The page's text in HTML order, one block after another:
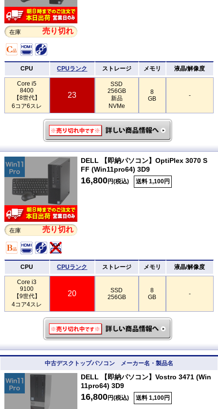
在庫 売り切れ
CPU CPUランク ストレージ メモリ 液晶/解像度
Core i5
8400
【8世代】
6コア6スレ
23
SSD
256GB
新品
NVMe
8
GB
-
在庫 売り切れ
DELL 【即納パソコン】OptiPlex 3070 S
FF (Win11pro64) 3D9
16,800円(税込) 送料 1,100円
CPU CPUランク ストレージ メモリ 液晶/解像度
Core i3
9100
【9世代】
4コア4スレ
20
SSD
256GB
8
GB
-
中古デスクトップパソコン メーカー名・製品名
DELL 【即納パソコン】Vostro 3471 (Win
11pro64) 3D9
16,800円(税込) 送料 1,100円